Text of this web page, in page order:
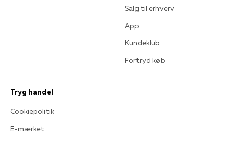
Salg til erhverv
App
Kundeklub
Fortryd køb
Tryg handel
Cookiepolitik
E-mærket